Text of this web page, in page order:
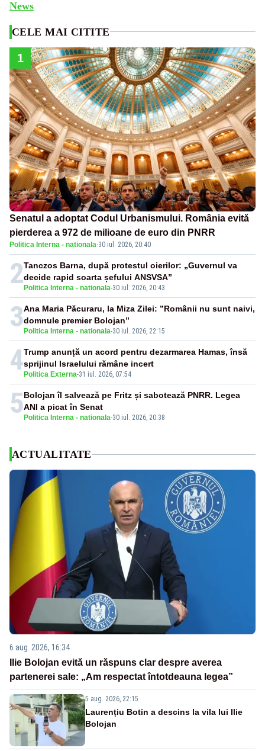
News
CELE MAI CITITE
1
Senatul a adoptat Codul Urbanismului. România evită
pierderea a 972 de milioane de euro din PNRR
Politica Interna - nationala·30 iul. 2026, 20:40
2 Politica Interna - nationala-30 iul. 2026, 20:43
Tanczos Barna, după protestul oierilor: „Guvernul va
decide rapid soarta șefului ANSVSA”
3 Politica Interna - nationala-30 iul. 2026, 22:15
Ana Maria Păcuraru, la Miza Zilei: ”Românii nu sunt naivi,
domnule premier Bolojan”
4 Politica Externa-31 iul. 2026, 07:54
Trump anunță un acord pentru dezarmarea Hamas, însă
sprijinul Israelului rămâne incert
5 Politica Interna - nationala-30 iul. 2026, 20:38
Bolojan îl salvează pe Fritz și sabotează PNRR. Legea
ANI a picat în Senat
ACTUALITATE
6 aug. 2026, 16:34
Ilie Bolojan evită un răspuns clar despre averea
partenerei sale: „Am respectat întotdeauna legea”
5 aug. 2026, 22:15
Laurențiu Botin a descins la vila lui Ilie
Bolojan